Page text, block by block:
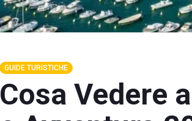
GUIDE TURISTICHE
Cosa Vedere